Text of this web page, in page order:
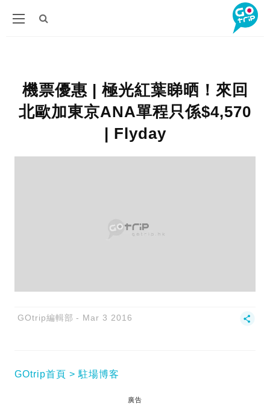
機票優惠 | 極光紅葉睇晒！來回
北歐加東京ANA單程只係$4,570
| Flyday
GOtrip編輯部 Mar 3 2016
GOtrip首頁 駐場博客
廣告